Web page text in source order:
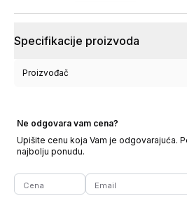
Specifikacije proizvoda
Proizvođač
Ne odgovara vam cena?
Upišite cenu koja Vam je odgovarajuća.
najbolju ponudu.